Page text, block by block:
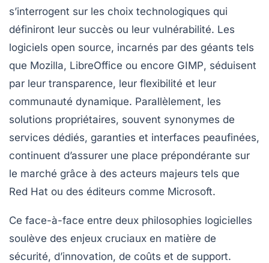
s’interrogent sur les choix technologiques qui
définiront leur succès ou leur vulnérabilité. Les
logiciels open source, incarnés par des géants tels
que Mozilla, LibreOffice ou encore GIMP, séduisent
par leur transparence, leur flexibilité et leur
communauté dynamique. Parallèlement, les
solutions propriétaires, souvent synonymes de
services dédiés, garanties et interfaces peaufinées,
continuent d’assurer une place prépondérante sur
le marché grâce à des acteurs majeurs tels que
Red Hat ou des éditeurs comme Microsoft.
Ce face-à-face entre deux philosophies logicielles
soulève des enjeux cruciaux en matière de
sécurité, d’innovation, de coûts et de support.